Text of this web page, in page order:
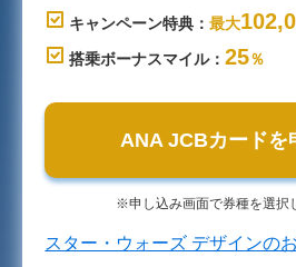
キャンペーン特典： 最大
搭乗ボーナスマイル： 25％
ANA JCBカードを
※申し込み画面で券種を選択
スター・ウォーズ デザインの